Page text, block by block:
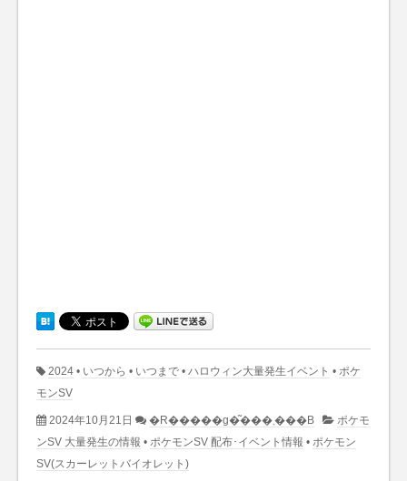
2024 • いつから • いつまで • ハロウィン大量発生イベント • ポケ
モンSV
2024年10月21日 �R�����g�͂���܂���B
ポケモ
ンSV 大量発生の情報 • ポケモンSV 配布･イベント情報 • ポケモン
SV(スカーレットバイオレット)